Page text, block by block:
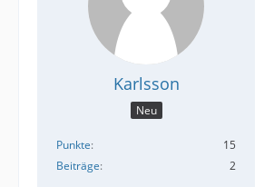
Karlsson
Neu
Punkte
15
Beiträge
2